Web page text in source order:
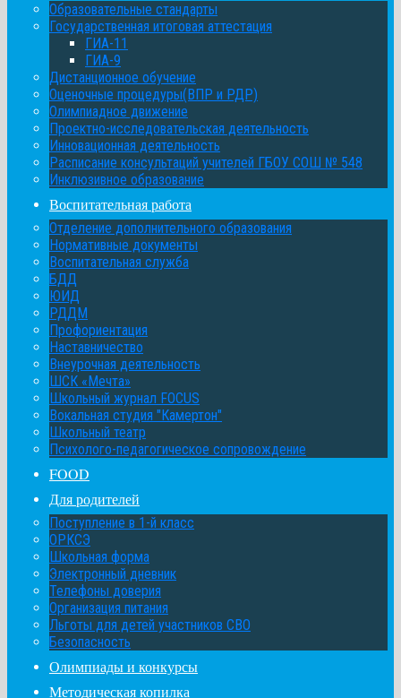
Образовательные стандарты
Государственная итоговая аттестация
ГИА-11
ГИА-9
Дистанционное обучение
Оценочные процедуры(ВПР и РДР)
Олимпиадное движение
Проектно-исследовательская деятельность
Инновационная деятельность
Расписание консультаций учителей ГБОУ СОШ № 548
Инклюзивное образование
Воспитательная работа
Отделение дополнительного образования
Нормативные документы
Воспитательная служба
БДД
ЮИД
РДДМ
Профориентация
Наставничество
Внеурочная деятельность
ШСК «Мечта»
Школьный журнал FOCUS
Вокальная студия "Камертон"
Школьный театр
Психолого-педагогическое сопровождение
FOOD
Для родителей
Поступление в 1-й класс
ОРКСЭ
Школьная форма
Электронный дневник
Телефоны доверия
Организация питания
Льготы для детей участников СВО
Безопасность
Олимпиады и конкурсы
Методическая копилка